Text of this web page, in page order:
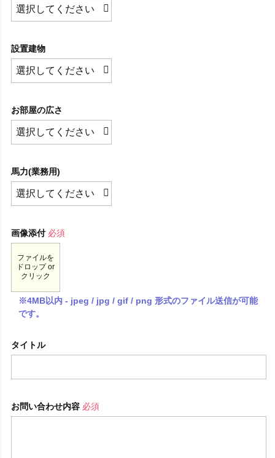
設置建物
お部屋の広さ
馬力(業務用)
画像添付 必須
ファイルを
ドロップ or
クリック
※4MB以内 - jpeg / jpg / gif / png 形式のファイル送信が可能
です。
タイトル
お問い合わせ内容 必須